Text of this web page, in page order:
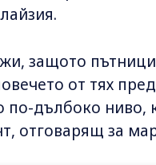
защото
от тях
по-дълбоко ниво,
отговарящ за